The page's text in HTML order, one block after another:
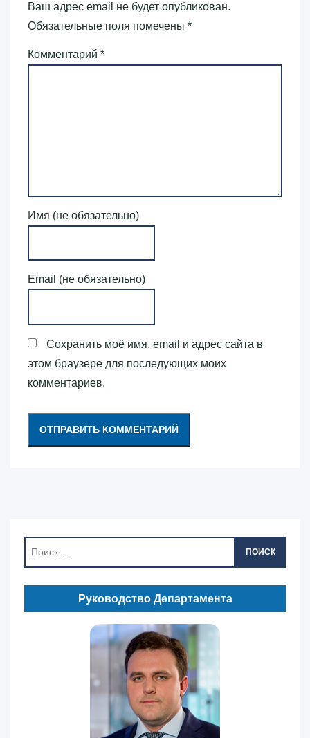
Ваш адрес email не будет опубликован.
Обязательные поля помечены *
Комментарий *
Имя (не обязательно)
Email (не обязательно)
Сохранить моё имя, email и адрес сайта в
этом браузере для последующих моих
комментариев.
ПОИСК
Руководство Департамента